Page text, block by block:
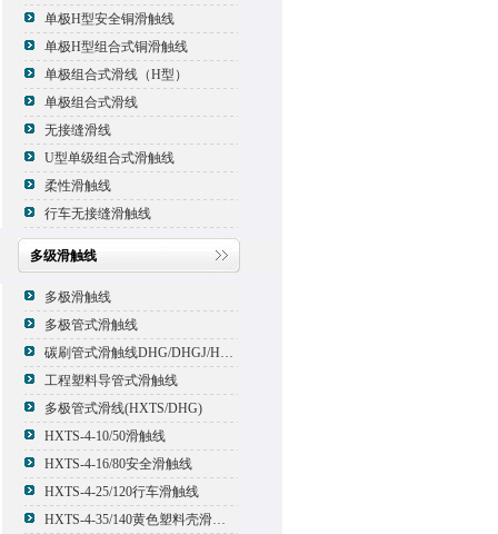
单极H型安全铜滑触线
单极H型组合式铜滑触线
单极组合式滑线（H型）
单极组合式滑线
无接缝滑线
U型单级组合式滑触线
柔性滑触线
行车无接缝滑触线
多级滑触线
多极滑触线
多极管式滑触线
碳刷管式滑触线DHG/DHGJ/HXTL/HXTS-4
工程塑料导管式滑触线
多极管式滑线(HXTS/DHG)
HXTS-4-10/50滑触线
HXTS-4-16/80安全滑触线
HXTS-4-25/120行车滑触线
HXTS-4-35/140黄色塑料壳滑触线